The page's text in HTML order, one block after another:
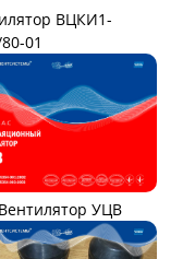
ВЦ7-15М